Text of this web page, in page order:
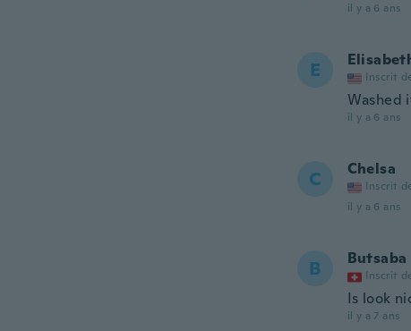
il y a 6 ans
E Inscrit
Washed
il y a 6 ans
C Chelsa
Inscrit
il y a 6 ans
B Butsaba
Inscrit
Is look
il y a 7 ans